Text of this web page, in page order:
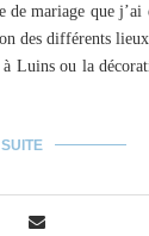
de mariage que
des différents
Luins ou la